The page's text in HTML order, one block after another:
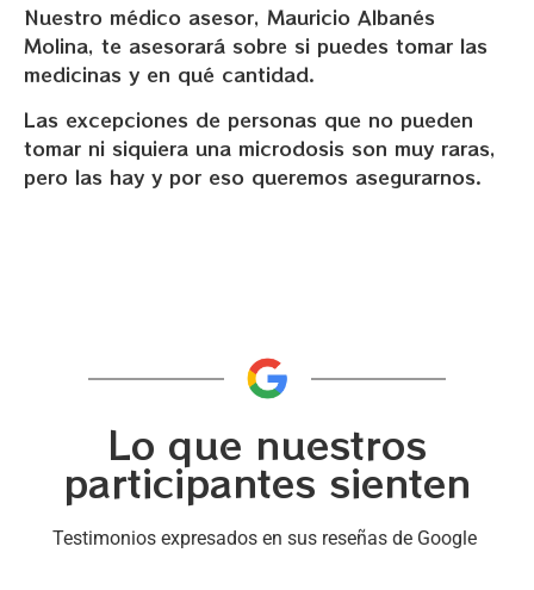
Nuestro médico asesor, Mauricio Albanés
Molina, te asesorará sobre si puedes tomar las
medicinas y en qué cantidad.
Las excepciones de personas que no pueden
tomar ni siquiera una microdosis son muy raras,
pero las hay y por eso queremos asegurarnos.
Lo que nuestros
participantes sienten
Testimonios expresados en sus reseñas de Google